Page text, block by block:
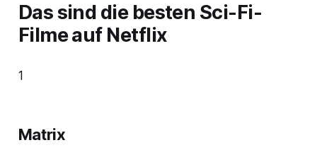
Das sind die besten Sci-Fi-
Filme auf Netflix
1
Matrix